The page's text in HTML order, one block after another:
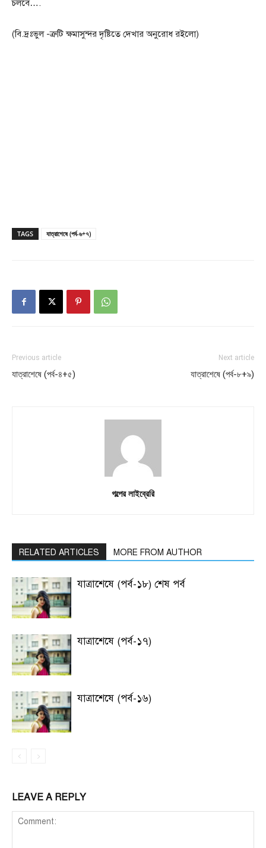
চলবে….
(বি.দ্রঃভুল -ত্রুটি ক্ষমাসুন্দর দৃষ্টিতে দেখার অনুরোধ রইলো)
TAGS যাত্রাশেষে (পর্ব-৬+৭)
Previous article
যাত্রাশেষে (পর্ব-৪+৫)
Next article
যাত্রাশেষে (পর্ব-৮+৯)
গল্পের লাইব্রেরি
RELATED ARTICLES MORE FROM AUTHOR
যাত্রাশেষে (পর্ব-১৮) শেষ পর্ব
যাত্রাশেষে (পর্ব-১৭)
যাত্রাশেষে (পর্ব-১৬)
LEAVE A REPLY